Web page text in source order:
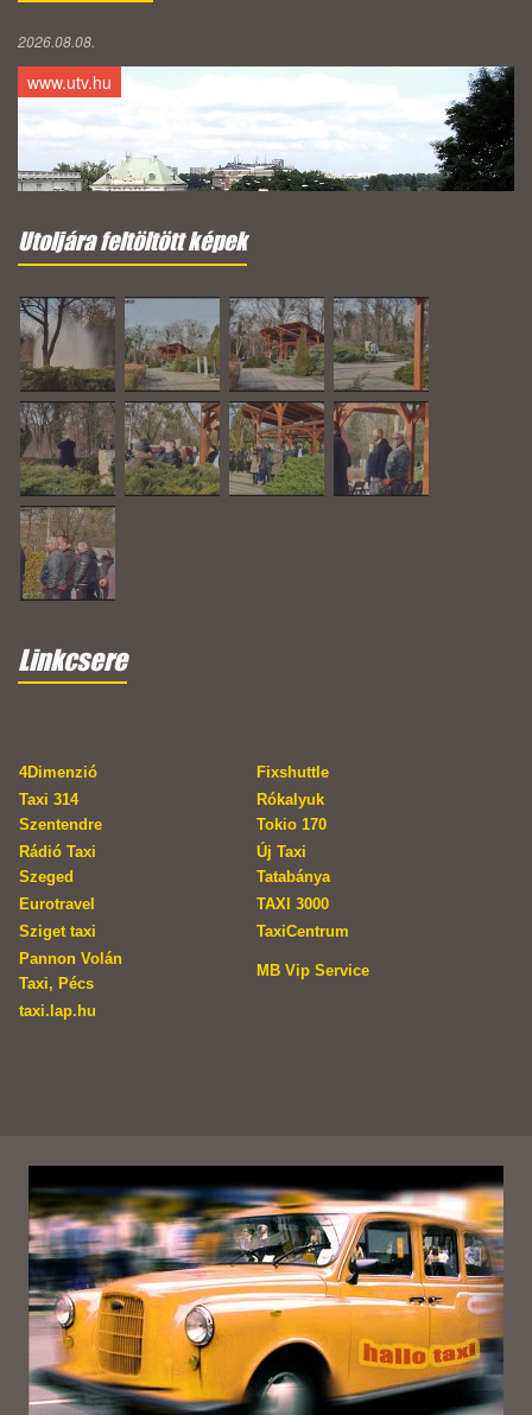
2026.08.08.
www.utv.hu
Utoljára feltöltött képek
Linkcsere
4Dimenzió
Fixshuttle
Taxi 314
Szentendre
Rókalyuk
Tokio 170
Rádió Taxi
Szeged
Új Taxi
Tatabánya
Eurotravel
TAXI 3000
Sziget taxi
TaxiCentrum
Pannon Volán
Taxi, Pécs
MB Vip Service
taxi.lap.hu